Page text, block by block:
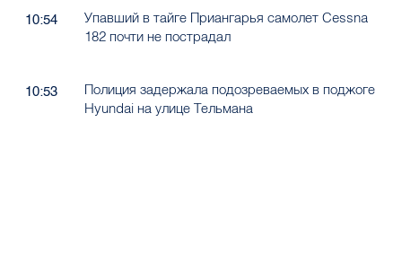
10:54
Упавший в тайге Приангарья самолет Cessna
182 почти не пострадал
10:53
Полиция задержала подозреваемых в поджоге
Hyundai на улице Тельмана